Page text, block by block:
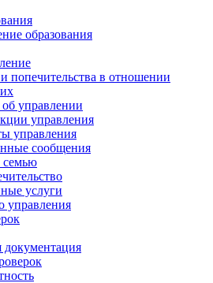
образования
попечительства в отношении
управлении
управления
управления
сообщения
семью
услуги
управления